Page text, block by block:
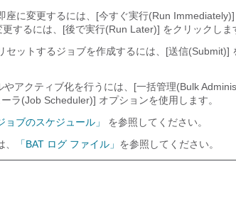
座に変更するには、[今すぐ実行(Run
するには、[後で実行(Run Later)] をクリックしま
セットするジョブを作成するには、[送信(Submit)]
やアクティブ化を行うには、[一括管理(Bulk
ラ(Job Scheduler)] オプションを使用します。
ョブのスケジュール」
を参照してください。
「BAT ログ ファイル」 を参照してください。